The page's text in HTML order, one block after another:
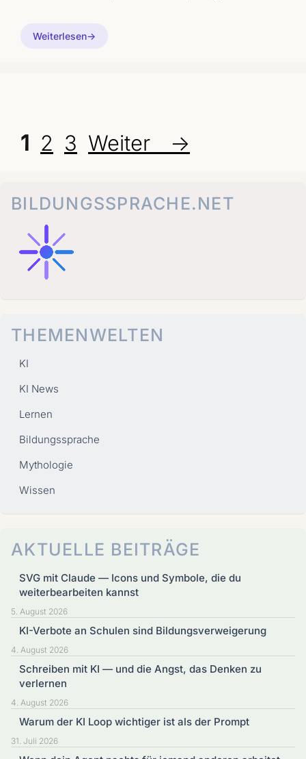
Weiterlesen
Seite
1 Seite
2 Seite
3 Weiter →
BILDUNGSSPRACHE.NET
THEMENWELTEN
KI
KI News
Lernen
Bildungssprache
Mythologie
Wissen
AKTUELLE BEITRÄGE
SVG mit Claude — Icons und Symbole, die du
weiterbearbeiten kannst
5. August 2026
KI-Verbote an Schulen sind Bildungsverweigerung
4. August 2026
Schreiben mit KI — und die Angst, das Denken zu
verlernen
4. August 2026
Warum der KI Loop wichtiger ist als der Prompt
31. Juli 2026